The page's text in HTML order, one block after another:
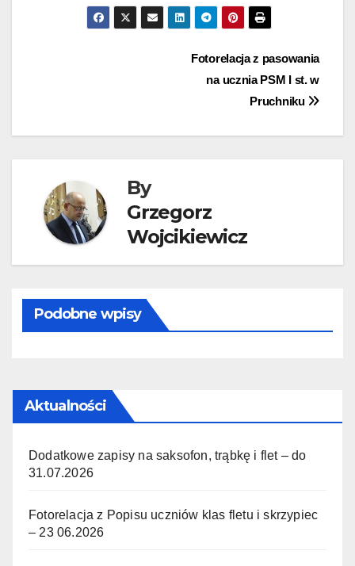
Fotorelacja z pasowania
na ucznia PSM I st. w
Pruchniku
By
Grzegorz
Wojcikiewicz
Podobne wpisy
Aktualności
Dodatkowe zapisy na saksofon, trąbkę i flet – do
31.07.2026
Fotorelacja z Popisu uczniów klas fletu i skrzypiec
– 23 06.2026